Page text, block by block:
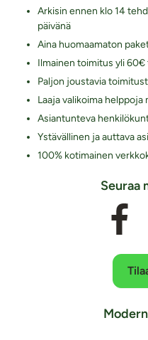
Arkisin ennen klo 14
päivänä
Aina huomaamaton
Ilmainen toimitus yli 60€
Paljon joustavia
Laaja valikoima helppoja
Asiantunteva
Ystävällinen ja auttava
100% kotimainen
Seuraa